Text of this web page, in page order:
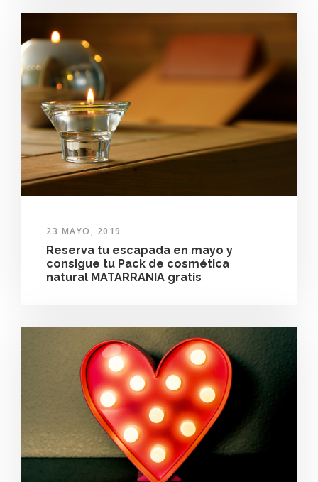
23 MAYO, 2019
Reserva tu escapada en mayo y
consigue tu Pack de cosmética
natural MATARRANIA gratis